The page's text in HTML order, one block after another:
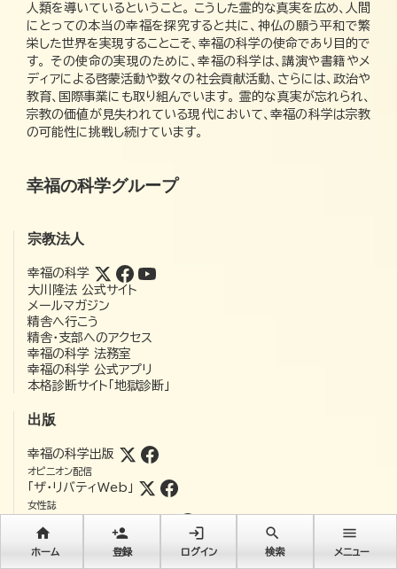
人類を導いているということ。 こうした霊的な真実を広め、人間
にとっての本当の幸福を探究すると共に、神仏の願う平和で繁
栄した世界を実現することこそ、幸福の科学の使命であり目的で
す。 その使命の実現のために、幸福の科学は、講演や書籍やメ
ディアによる啓蒙活動や数々の社会貢献活動、さらには、政治や
教育、国際事業にも取り組んでいます。 霊的な真実が忘れられ、
宗教の価値が見失われている現代において、幸福の科学は宗教
の可能性に挑戦し続けています。
幸福の科学グループ
宗教法人
幸福の科学
大川隆法 公式サイト
メールマガジン
精舎へ行こう
精舎・支部へのアクセス
幸福の科学 法務室
幸福の科学 公式アプリ
本格診断サイト「地獄診断」
出版
幸福の科学出版
オピニオン配信
「ザ・リバティWeb」
女性誌
映画
home
ホーム
person_add
登録
login
ログイン
search
検索
menu
メニュー